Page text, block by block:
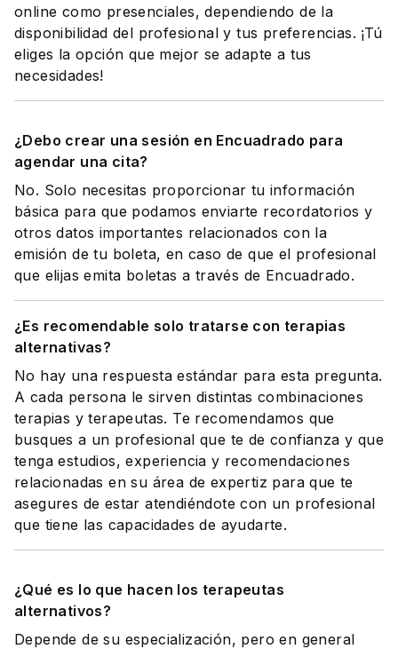
online como presenciales, dependiendo de la
disponibilidad del profesional y tus preferencias. ¡Tú
eliges la opción que mejor se adapte a tus
necesidades!
¿Debo crear una sesión en Encuadrado para
agendar una cita?
No. Solo necesitas proporcionar tu información
básica para que podamos enviarte recordatorios y
otros datos importantes relacionados con la
emisión de tu boleta, en caso de que el profesional
que elijas emita boletas a través de Encuadrado.
¿Es recomendable solo tratarse con terapias
alternativas?
No hay una respuesta estándar para esta pregunta.
A cada persona le sirven distintas combinaciones
terapias y terapeutas. Te recomendamos que
busques a un profesional que te de confianza y que
tenga estudios, experiencia y recomendaciones
relacionadas en su área de expertiz para que te
asegures de estar atendiéndote con un profesional
que tiene las capacidades de ayudarte.
¿Qué es lo que hacen los terapeutas
alternativos?
Depende de su especialización, pero en general